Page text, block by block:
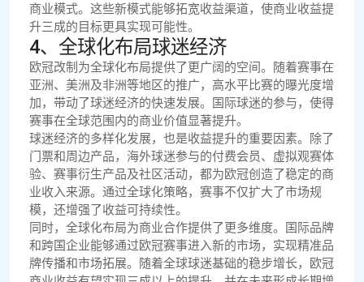
商业模式。这些新模式能够拓宽收益渠道，使商业收益提
升三成的目标更具实现可能性。
4、全球化布局球迷经济
欧冠改制为全球化布局提供了更广阔的空间。随着赛事在
亚洲、美洲及非洲等地区的推广，高水平比赛的曝光度增
加，带动了球迷经济的快速发展。国际球迷的参与，使得
赛事在全球范围内的商业价值显著提升。
球迷经济的多样化发展，也是收益提升的重要因素。除了
门票和周边产品，海外球迷参与的付费会员、虚拟观赛体
验、赛事衍生产品及社区活动，都为欧冠创造了稳定的商
业收入来源。通过全球化策略，赛事不仅扩大了市场规
模，还增强了收益可持续性。
同时，全球化布局为商业合作提供了更多维度。国际品牌
和跨国企业能够通过欧冠赛事进入新的市场，实现精准品
牌传播和市场拓展。随着全球球迷基础的稳步增长，欧冠